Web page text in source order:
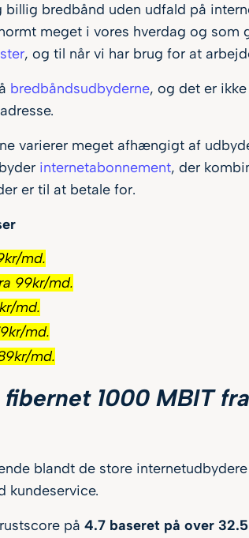
billig bredbånd uden udfald på
meget i vores hverdag og som
, og til når vi har brug for at
bredbåndsudbyderne, og det er
varierer meget afhængigt af
internetabonnement, der
er til at betale for.
md.
99kr/md.
md.
md.
md.
fibernet 1000 MBIT
blandt de store
kundeservice.
på 4.7 baseret på over